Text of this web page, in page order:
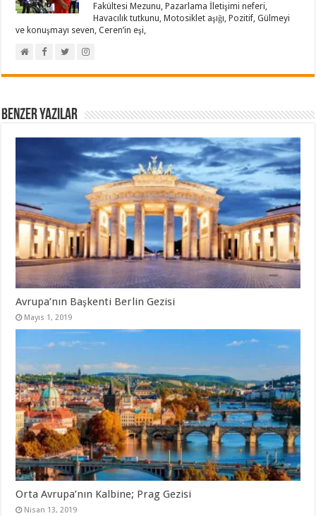
Fakültesi Mezunu, Pazarlama İletişimi neferi,
Havacılık tutkunu, Motosiklet aşığı, Pozitif, Gülmeyi
ve konuşmayı seven, Ceren’in eşi,
Benzer Yazılar
Avrupa’nın Başkenti Berlin Gezisi
Mayıs 1, 2019
Orta Avrupa’nın Kalbine; Prag Gezisi
Nisan 13, 2019